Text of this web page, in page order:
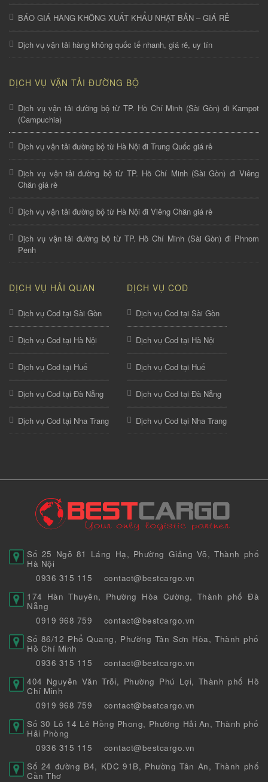
BÁO GIÁ HÀNG KHÔNG XUẤT KHẨU NHẬT BẢN – GIÁ RẺ
Dịch vụ vận tải hàng không quốc tế nhanh, giá rẻ, uy tín
DỊCH VỤ VẬN TẢI ĐƯỜNG BỘ
Dịch vụ vận tải đường bộ từ TP. Hồ Chí Minh (Sài Gòn) đi Kampot
(Campuchia)
Dịch vụ vận tải đường bộ từ Hà Nội đi Trung Quốc giá rẻ
Dịch vụ vận tải đường bộ từ TP. Hồ Chí Minh (Sài Gòn) đi Viêng
Chăn giá rẻ
Dịch vụ vận tải đường bộ từ Hà Nội đi Viêng Chăn giá rẻ
Dịch vụ vận tải đường bộ từ TP. Hồ Chí Minh (Sài Gòn) đi Phnom
Penh
DỊCH VỤ HẢI QUAN
Dịch vụ Cod tại Sài Gòn
Dịch vụ Cod tại Hà Nội
Dịch vụ Cod tại Huế
Dịch vụ Cod tại Đà Nẵng
Dịch vụ Cod tại Nha Trang
DỊCH VỤ COD
Dịch vụ Cod tại Sài Gòn
Dịch vụ Cod tại Hà Nội
Dịch vụ Cod tại Huế
Dịch vụ Cod tại Đà Nẵng
Dịch vụ Cod tại Nha Trang
Số 25 Ngõ 81 Láng Hạ, Phường Giảng Võ, Thành phố
Hà Nội
0936 315 115
contact@bestcargo.vn
174 Hàn Thuyên, Phường Hòa Cường, Thành phố Đà
Nẵng
0919 968 759
contact@bestcargo.vn
Số 86/12 Phổ Quang, Phường Tân Sơn Hòa, Thành phố
Hồ Chí Minh
0936 315 115
contact@bestcargo.vn
404 Nguyễn Văn Trỗi, Phường Phú Lợi, Thành phố Hồ
Chí Minh
0919 968 759
contact@bestcargo.vn
Số 30 Lô 14 Lê Hồng Phong, Phường Hải An, Thành phố
Hải Phòng
0936 315 115
contact@bestcargo.vn
Số 24 đường B4, KDC 91B, Phường Tân An, Thành phố
Cần Thơ